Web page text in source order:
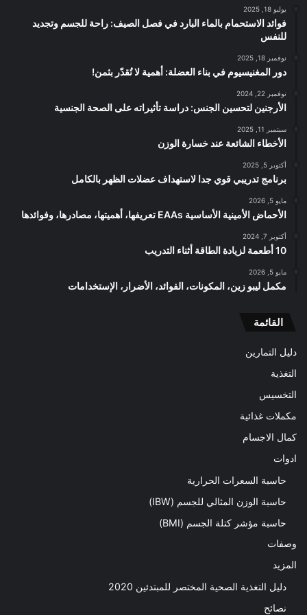
يوليو 18, 2025
فوائد الاستحمام بالماء البارد في فصل الصيف: راحة للجسم وتجديد
للنفس
نوفمبر 18, 2025
دور المغنيسيوم في بناء العضلة: أهمية لا تُقدّر بثمن!
نوفمبر 22, 2024
الأرجنين لتحسين الجنس: دراسة تأثيراته على الصحة الجنسية
سبتمبر 11, 2025
الأخطاء الشائعة عند خسارة الوزن
أكتوبر 5, 2025
برنامج تدريبي قوي جدا لاستهداف عضلات الظهر بالكامل
مايو 5, 2026
الأحماض الأمينية الأساسية EAAs تعريفها، أهميتها، مصادرها، وفوائدها
أكتوبر 7, 2024
10 أطعمة لزيادة الطاقة أثناء التدريب
مايو 5, 2026
مكمل ليبو زين، المكونات، الفوائد، الأضرار، الإستخدامات
القائمة
دليل التمارين
التغذية
التخسيس
مكملات غذائية
كمال الاجسام
ادوات
حاسبة السعرات الحرارية
حاسبة الوزن المثالي للجسم (IBW)
حاسبة مؤشر كتلة الجسم (BMI)
وصفات
المزيد
دليل التغذية الصحية المختصر للمبتدئين 2020​
نصائح